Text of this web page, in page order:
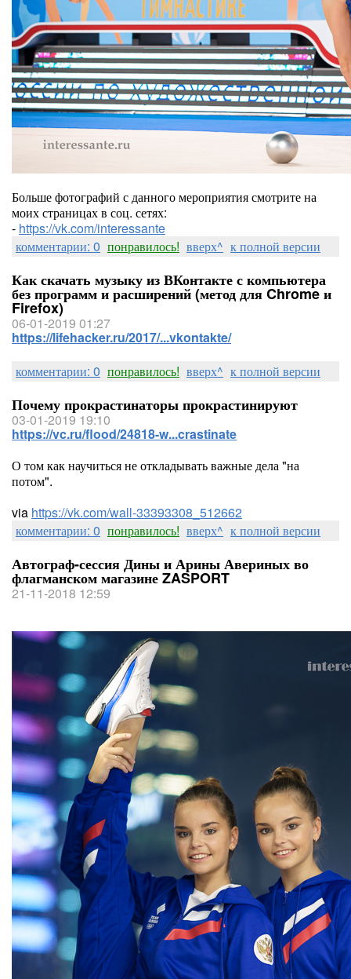
Больше фотографий с данного мероприятия смотрите на
моих страницах в соц. сетях:
- https://vk.com/interessante
комментарии: 0 понравилось! вверх^ к полной версии
Как скачать музыку из ВКонтакте с компьютера
без программ и расширений (метод для Chrome и
Firefox)
06-01-2019 01:27
https://lifehacker.ru/2017/...vkontakte/
комментарии: 0 понравилось! вверх^ к полной версии
Почему прокрастинаторы прокрастинируют
03-01-2019 19:10
https://vc.ru/flood/24818-w...crastinate
О том как научиться не откладывать важные дела "на
потом".
via https://vk.com/wall-33393308_512662
комментарии: 0 понравилось! вверх^ к полной версии
Автограф-сессия Дины и Арины Авериных во
флагманском магазине ZASPORT
21-11-2018 12:59